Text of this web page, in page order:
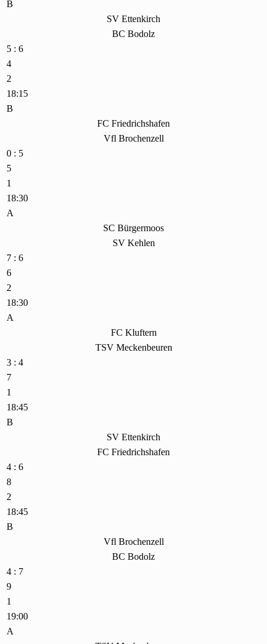
B
SV Ettenkirch
BC Bodolz
5 : 6
4
2
18:15
B
FC Friedrichshafen
Vfl Brochenzell
0 : 5
5
1
18:30
A
SC Bürgermoos
SV Kehlen
7 : 6
6
2
18:30
A
FC Kluftern
TSV Meckenbeuren
3 : 4
7
1
18:45
B
SV Ettenkirch
FC Friedrichshafen
4 : 6
8
2
18:45
B
Vfl Brochenzell
BC Bodolz
4 : 7
9
1
19:00
A